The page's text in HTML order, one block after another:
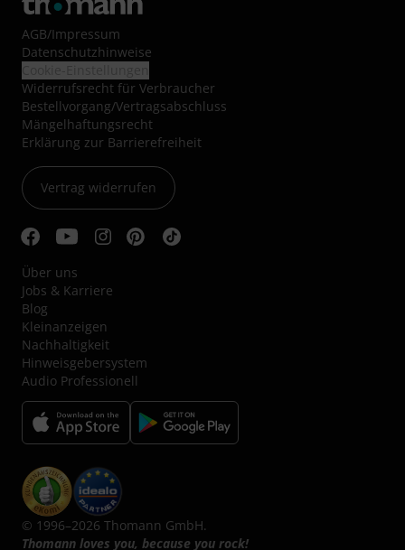
AGB/Impressum
Datenschutzhinweise
Widerrufsrecht für Verbraucher
Bestellvorgang/Vertragsabschluss
Mängelhaftungsrecht
Erklärung zur Barrierefreiheit
Vertrag widerrufen
Über uns
Jobs & Karriere
Blog
Kleinanzeigen
Nachhaltigkeit
Hinweisgebersystem
Audio Professionell
© 1996–2026 Thomann GmbH.
Thomann loves you, because you rock!